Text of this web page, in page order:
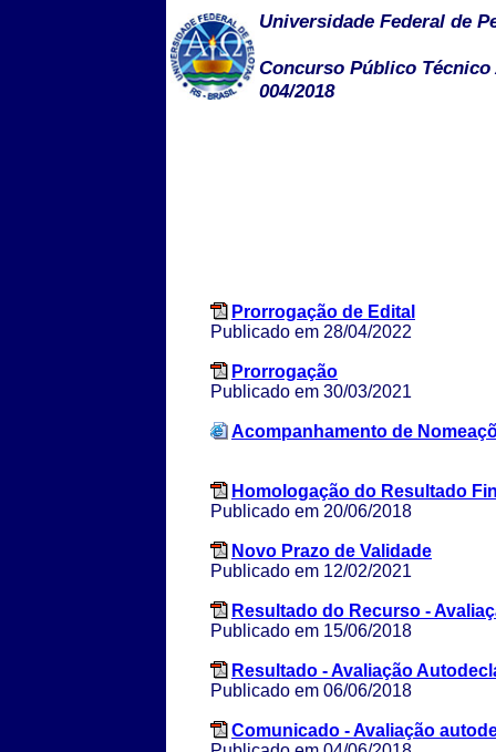
Universidade Federal de
Concurso Público
004/2018
Prorrogação de Edital
Publicado em 28/04/2022
Prorrogação
Publicado em 30/03/2021
Acompanhamento de
Homologação do Resultado
Publicado em 20/06/2018
Novo Prazo de Validade
Publicado em 12/02/2021
Resultado do Recurso -
Publicado em 15/06/2018
Resultado - Avaliação
Publicado em 06/06/2018
Comunicado - Avaliação